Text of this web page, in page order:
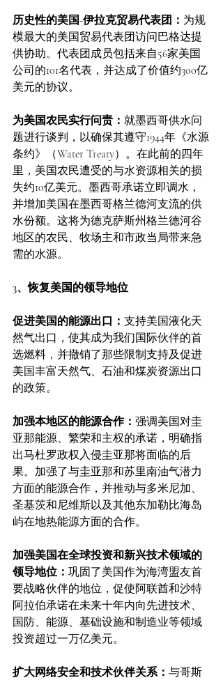
历史性的美国-伊拉克贸易代表团： 为规
模最大的美国贸易代表团访问巴格达提
供协助。代表团成员包括来自56家美国
公司的101名代表，并达成了价值约300亿
美元的协议。
为美国农民实行问责： 就墨西哥供水问
题进行谈判，以确保其遵守1944年《水源
条约》（Water Treaty）。在此前的四年
里，美国农民遭受的与水资源相关的损
失约10亿美元。墨西哥承诺立即调水，
并增加美国在墨西哥格兰德河支流的供
水份额。这将为德克萨斯州格兰德河谷
地区的农民、牧场主和市政当局带来急
需的水源。
3、恢复美国的领导地位
促进美国的能源出口： 支持美国液化天
然气出口，使其成为我们国际伙伴的首
选燃料，并撤销了那些限制支持及促进
美国丰富天然气、石油和煤炭资源出口
的政策。
加强本地区的能源合作： 强调美国对圭
亚那能源、繁荣和主权的承诺，明确指
出马杜罗政权入侵圭亚那将面临的后
果。加强了与圭亚那和苏里南油气潜力
方面的能源合作，并推动与多米尼加、
圣基茨和尼维斯以及其他东加勒比海岛
屿在地热能源方面的合作。
加强美国在全球投资和新兴技术领域的
领导地位： 巩固了美国作为海湾盟友首
要战略伙伴的地位，促使阿联酋和沙特
阿拉伯承诺在未来十年内向先进技术、
国防、能源、基础设施和制造业等领域
投资超过一万亿美元。
扩大网络安全和技术伙伴关系： 与哥斯